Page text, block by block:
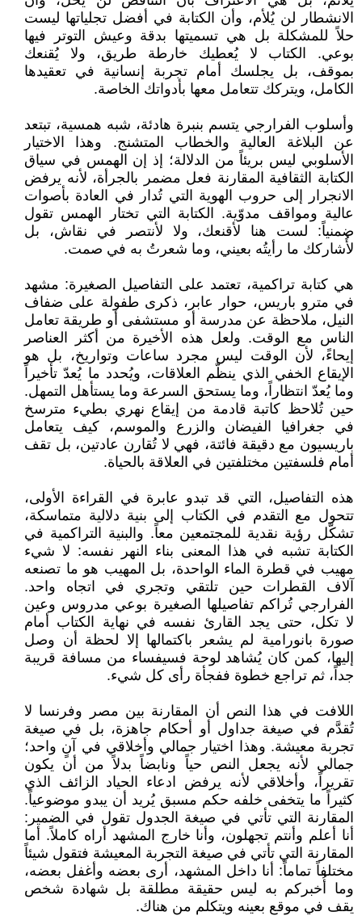
الانشطار لن يُلأم، وأن الكتابة في أفضل تجلياتها ليست
حلاً للمشكلة بل هي تسميتها بدقة وعيش التوتر فيها
بوعي. الكتاب لا يُعطيك خارطة طريق، ولا يُقنعك
بموقف، بل يجلسك أمام تجربة إنسانية في تعقيدها
الكامل، ويتركك تتعامل معها بأدواتك الخاصة.
وأسلوب الفرارجي يتسم بنبرة هادئة، شبه همسية، تبتعد
عن البلاغة العالية والخطاب المتشنج. وهذا الاختيار
الأسلوبي ليس بريئاً من الدلالة؛ إذ إن الهمس في سياق
الكتابة الثقافية المقارنة فعل مضمر بالجرأة، لأنه يرفض
الانجرار إلى حروب الهوية التي تُدار في العادة بأصوات
عالية ومواقف مدوّية. الكتابة التي تختار الهمس تقول
ضمنياً: لست هنا لأقنعك، ولا لأنتصر في نقاش، بل
لأُشاركك ما رأيتُه بعيني، وما شعرتُ به في صمت.
هي كتابة تراكمية، تعتمد على التفاصيل الصغيرة: مشهد
في مترو باريس، حوار عابر، ذكرى طفولة على ضفاف
النيل، ملاحظة عن مدرسة أو مستشفى أو طريقة تعامل
الناس مع الوقت. ولعل هذه الأخيرة من أكثر العناصر
إيحاءً، لأن الوقت ليس مجرد ساعات وتواريخ، بل هو
الإيقاع الخفي الذي ينظّم العلاقات، ويُحدد ما يُعدّ تأخيراً
وما يُعدّ انتظاراً، وما يستحق السرعة وما يستأهل التمهل.
حين تُلاحظ كاتبة قادمة من إيقاع نهري بطيء مترسخ
في جغرافيا الفيضان والزرع والموسم، كيف يتعامل
باريسيون مع دقيقة فائتة، فهي لا تُقارن عادتين، بل تقف
أمام فلسفتين مختلفتين في العلاقة بالحياة.
هذه التفاصيل، التي قد تبدو عابرة في القراءة الأولى،
تتحول مع التقدم في الكتاب إلى بنية دلالية متماسكة،
تشكّل رؤية نقدية للمجتمعين معاً. والبنية التراكمية في
الكتابة تشبه في هذا المعنى بناء النهر نفسه: لا شيء
مهيب في قطرة الماء الواحدة، بل المهيب هو ما تصنعه
آلاف القطرات حين تلتقي وتجري في اتجاه واحد.
الفرارجي تُراكم تفاصيلها الصغيرة بوعي مدروس وعين
لا تكل، حتى يجد القارئ نفسه في نهاية الكتاب أمام
صورة بانورامية لم يشعر باكتمالها إلا لحظة أن وصل
إليها، كمن كان يُشاهد لوحة فسيفساء من مسافة قريبة
جداً، ثم تراجع خطوة ففجأة رأى كل شيء.
اللافت في هذا النص أن المقارنة بين مصر وفرنسا لا
تُقدَّم في صيغة جداول أو أحكام جاهزة، بل في صيغة
تجربة معيشة. وهذا اختيار جمالي وأخلاقي في آنٍ واحد؛
جمالي لأنه يجعل النص حياً ونابضاً بدلاً من أن يكون
تقريراً، وأخلاقي لأنه يرفض ادعاء الحياد الزائف الذي
كثيراً ما يتخفى خلفه حكم مسبق يُريد أن يبدو موضوعياً.
المقارنة التي تأتي في صيغة الجدول تقول في الضمير:
أنا أعلم وأنتم تجهلون، وأنا خارج المشهد أراه كاملاً. أما
المقارنة التي تأتي في صيغة التجربة المعيشة فتقول شيئاً
مختلفاً تماماً: أنا داخل المشهد، أرى بعضه وأغفل بعضه،
وما أُخبركم به ليس حقيقة مطلقة بل شهادة شخص
يقف في موقع بعينه ويتكلم من هناك.